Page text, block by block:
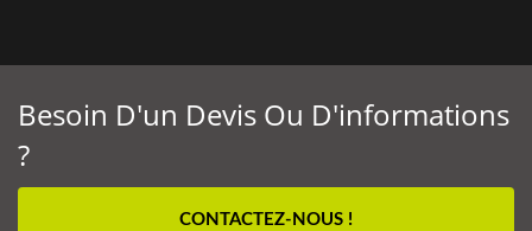
Besoin D'un Devis Ou D'informations
?
CONTACTEZ-NOUS !